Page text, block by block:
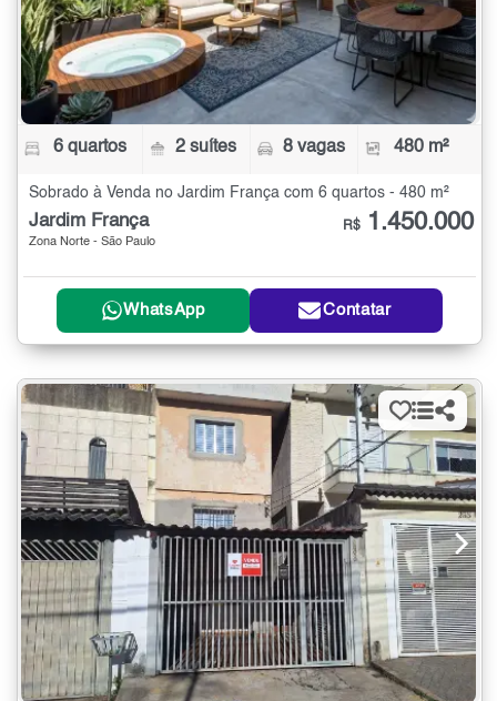
6 quartos 2 suítes 8 vagas 480 m²
Sobrado à Venda no Jardim França com 6 quartos - 480 m²
Jardim França
Zona Norte - São Paulo
R$ 1.450.000
WhatsApp Contatar